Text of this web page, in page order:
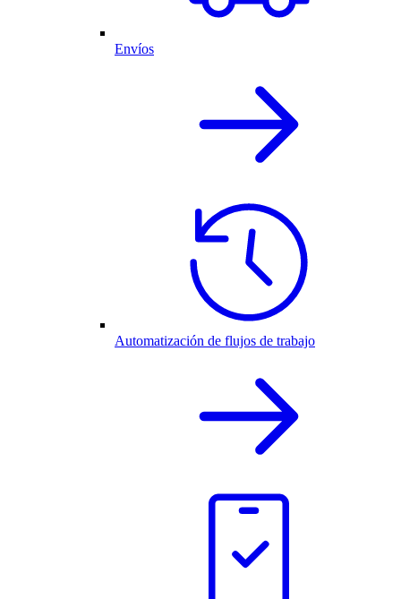
Envíos
Automatización de flujos de trabajo